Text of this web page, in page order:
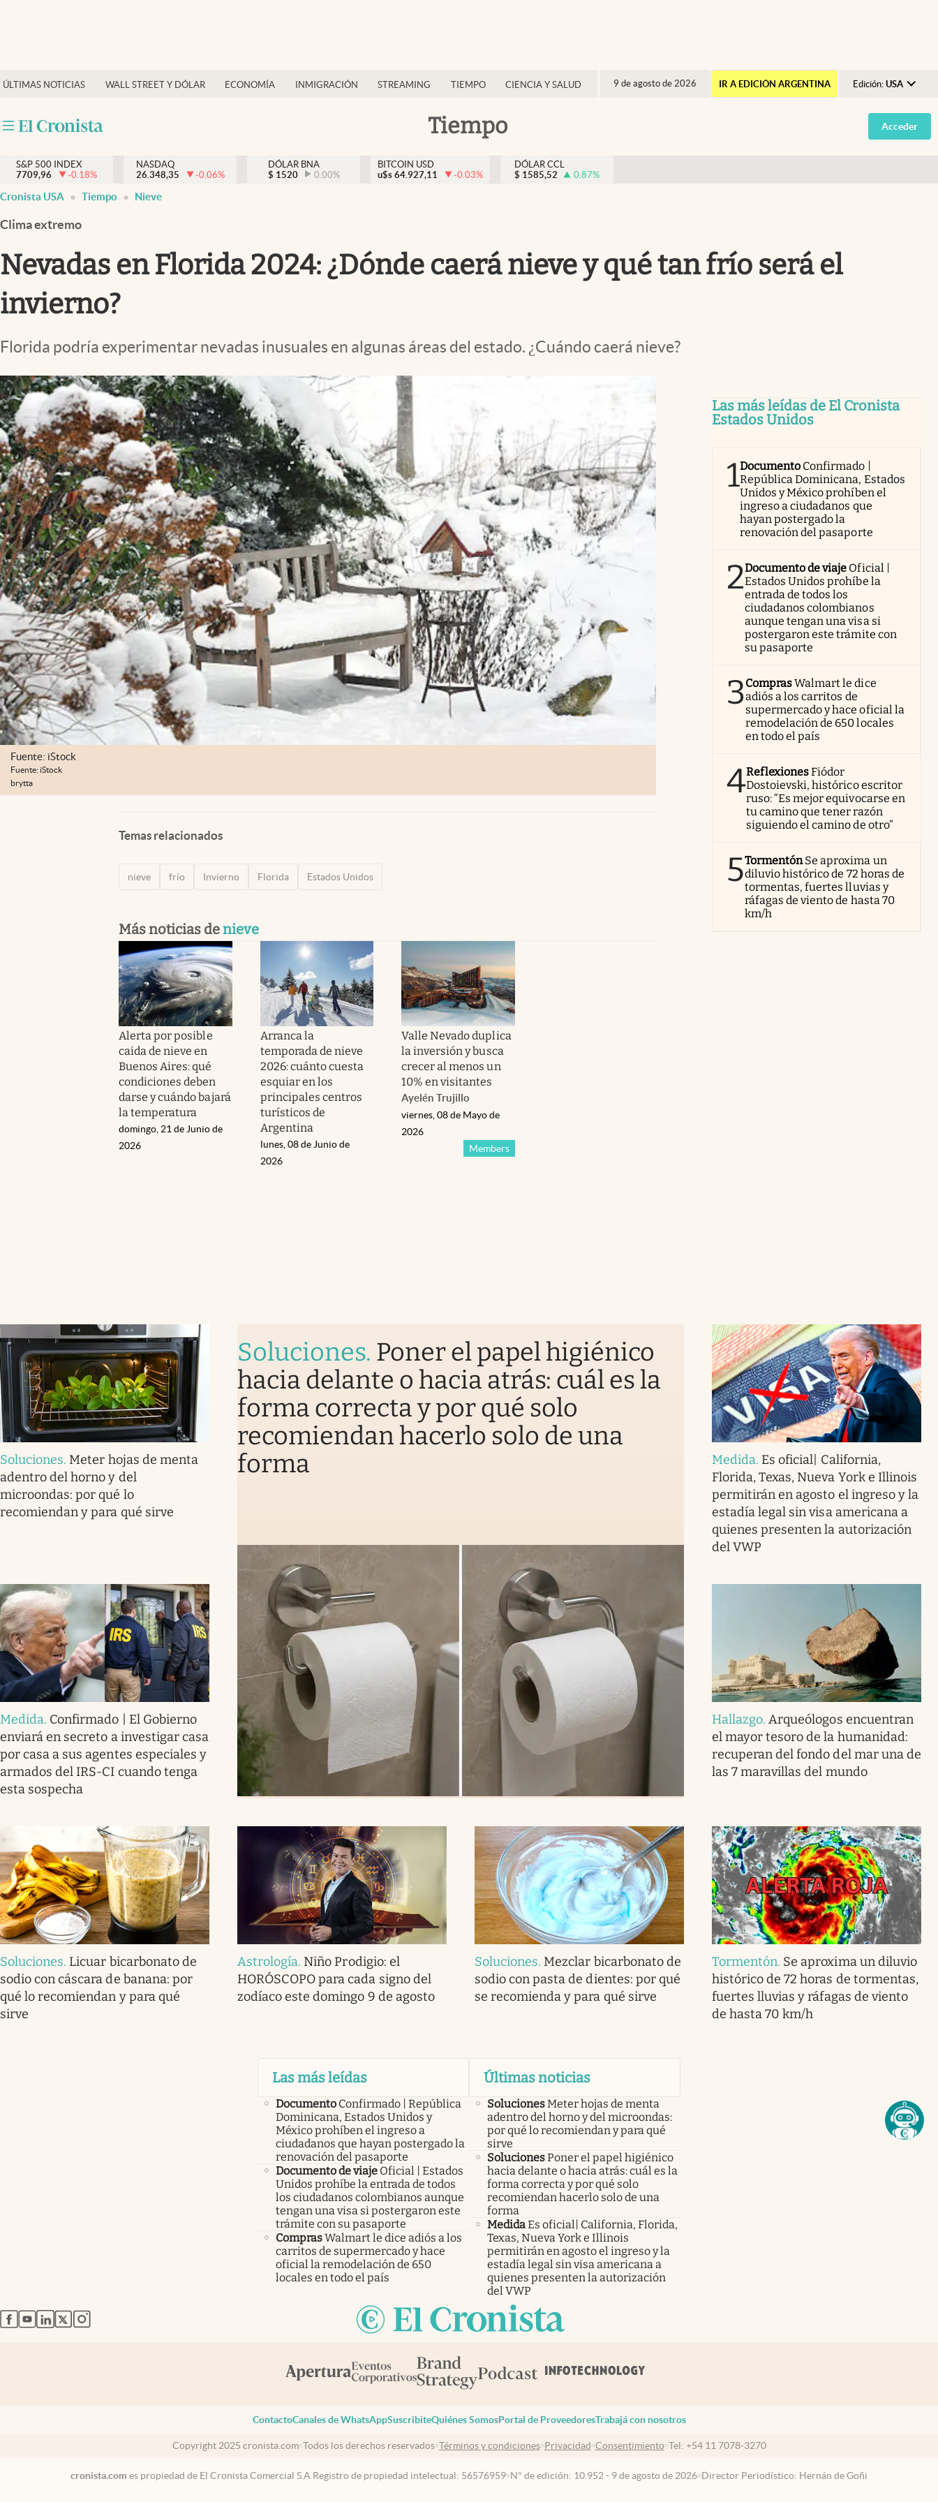
ÚLTIMAS NOTICIAS WALL STREET Y DÓLAR ECONOMÍA INMIGRACIÓN STREAMING TIEMPO CIENCIA Y SALUD 9 de agosto de 2026 IR A EDICIÓN ARGENTINA Edición: USA
Argentina
España
Tiempo
Finanzas y economía
Inmigración
Trending
Streaming
PC y mobile
Acceder
S&P 500 INDEX
7709,96
-0.18%
NASDAQ
26.348,35
-0.06%
DÓLAR BNA
$ 1520 0.00%
BITCOIN USD
u$s 64.927,11 -0.03%
DÓLAR CCL
$ 1585,52 0.87%
Cronista USA Tiempo Nieve
Clima extremo
Nevadas en Florida 2024: ¿Dónde caerá nieve y qué tan frío será el
invierno?
Florida podría experimentar nevadas inusuales en algunas áreas del estado. ¿Cuándo caerá nieve?
Fuente: iStock
Fuente: iStock
brytta
Temas relacionados
nieve frío Invierno Florida Estados Unidos
Más noticias denieve
Alerta por posible
caida de nieve en
Buenos Aires: qué
condiciones deben
darse y cuándo bajará
la temperatura
domingo, 21 de Junio de
2026
Arranca la
temporada de nieve
2026: cuánto cuesta
esquiar en los
principales centros
turísticos de
Argentina
lunes, 08 de Junio de
2026
Valle Nevado duplica
la inversión y busca
crecer al menos un
10% en visitantes
Ayelén Trujillo
Members
viernes, 08 de Mayo de
2026
Las más leídas de El Cronista
Estados Unidos
1Documento Confirmado |
República Dominicana, Estados
Unidos y México prohíben el
ingreso a ciudadanos que
hayan postergado la
renovación del pasaporte
2Documento de viaje Oficial |
Estados Unidos prohíbe la
entrada de todos los
ciudadanos colombianos
aunque tengan una visa si
postergaron este trámite con
su pasaporte
3ComprasWalmart le dice
adiós a los carritos de
supermercado y hace oficial la
remodelación de 650 locales
en todo el país
4ReflexionesFiódor
Dostoievski, histórico escritor
ruso: “Es mejor equivocarse en
tu camino que tener razón
siguiendo el camino de otro”
5TormentónSe aproxima un
diluvio histórico de 72 horas de
tormentas, fuertes lluvias y
ráfagas de viento de hasta 70
km/h
Soluciones. Meter hojas de menta
adentro del horno y del
microondas: por qué lo
recomiendan y para qué sirve
Soluciones. Poner el papel higiénico
hacia delante o hacia atrás: cuál es la
forma correcta y por qué solo
recomiendan hacerlo solo de una
forma
Medida. Es oficial| California,
Florida, Texas, Nueva York e Illinois
permitirán en agosto el ingreso y la
estadía legal sin visa americana a
quienes presenten la autorización
del VWP
Medida. Confirmado | El Gobierno
enviará en secreto a investigar casa
por casa a sus agentes especiales y
armados del IRS-CI cuando tenga
esta sospecha
Hallazgo.Arqueólogos encuentran
el mayor tesoro de la humanidad:
recuperan del fondo del mar una de
las 7 maravillas del mundo
Soluciones. Licuar bicarbonato de
sodio con cáscara de banana: por
qué lo recomiendan y para qué
sirve
Astrología. Niño Prodigio: el
HORÓSCOPO para cada signo del
zodíaco este domingo 9 de agosto
Soluciones. Mezclar bicarbonato de
sodio con pasta de dientes: por qué
se recomienda y para qué sirve
Tormentón. Se aproxima un diluvio
histórico de 72 horas de tormentas,
fuertes lluvias y ráfagas de viento
de hasta 70 km/h
Las más leídas
Documento Confirmado | República
Dominicana, Estados Unidos y
México prohíben el ingreso a
ciudadanos que hayan postergado la
renovación del pasaporte
Documento de viaje Oficial | Estados
Unidos prohíbe la entrada de todos
los ciudadanos colombianos aunque
tengan una visa si postergaron este
trámite con su pasaporte
ComprasWalmart le dice adiós a los
carritos de supermercado y hace
oficial la remodelación de 650
locales en todo el país
Últimas noticias
SolucionesMeter hojas de menta
adentro del horno y del microondas:
por qué lo recomiendan y para qué
sirve
SolucionesPoner el papel higiénico
hacia delante o hacia atrás: cuál es la
forma correcta y por qué solo
recomiendan hacerlo solo de una
forma
MedidaEs oficial| California, Florida,
Texas, Nueva York e Illinois
permitirán en agosto el ingreso y la
estadía legal sin visa americana a
quienes presenten la autorización
del VWP
abre en nueva pestaña
abre en nueva pestaña
abre en nueva pestaña
abre en nueva pestaña
abre en nueva pestaña
ContactoCanales de WhatsAppSuscribiteQuiénes SomosPortal de ProveedoresTrabajá con nosotros
Copyright 2025 cronista.com Todos los derechos reservados Términos y condiciones Privacidad Consentimiento Tel: +54 11 7078-3270
cronista.com es propiedad de El Cronista Comercial S.A Registro de propiedad intelectual: 56576959 N° de edición: 10.952 - 9 de agosto de 2026 Director Periodístico: Hernán de Goñi